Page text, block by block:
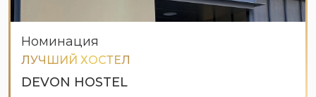
Номинация
ЛУЧШИЙ ХОСТЕЛ
DEVON HOSTEL